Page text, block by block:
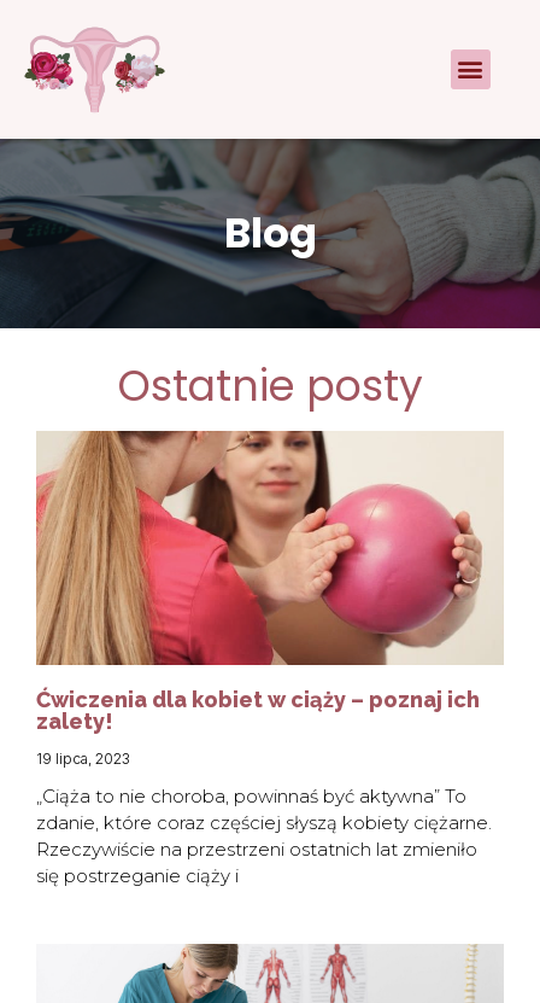
Blog
Ostatnie posty
Ćwiczenia dla kobiet w ciąży – poznaj ich
zalety!
19 lipca, 2023
„Ciąża to nie choroba, powinnaś być aktywna” To
zdanie, które coraz częściej słyszą kobiety ciężarne.
Rzeczywiście na przestrzeni ostatnich lat zmieniło
się postrzeganie ciąży i